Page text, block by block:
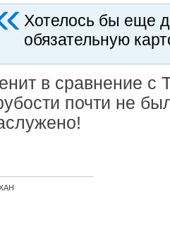
Хотелось бы еще
обязательную
в сравнение с
почти не